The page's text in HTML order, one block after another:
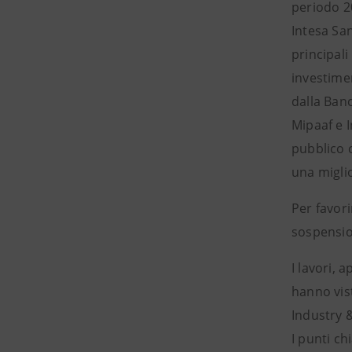
periodo
Intesa
principali
dalla
Mipaaf e
pubblico
una
Per
I lavori,
hanno
Industry
I punti